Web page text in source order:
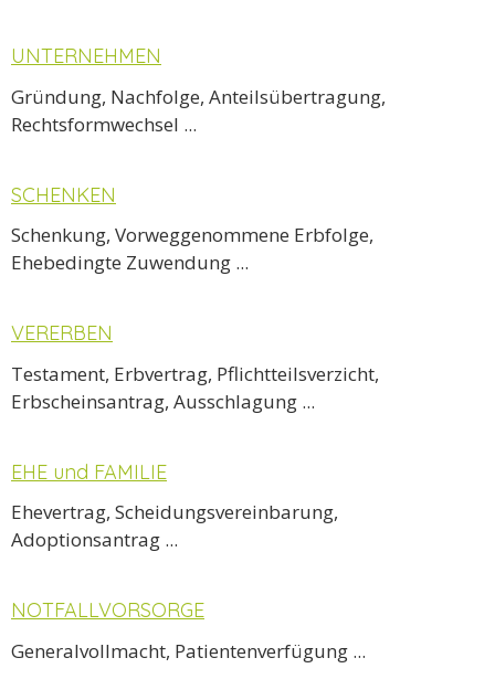
UNTERNEHMEN
Gründung, Nachfolge, Anteilsübertragung,
Rechtsformwechsel ...
SCHENKEN
Schenkung, Vorweggenommene Erbfolge,
Ehebedingte Zuwendung ...
VERERBEN
Testament, Erbvertrag, Pflichtteilsverzicht,
Erbscheinsantrag, Ausschlagung ...
EHE und FAMILIE
Ehevertrag, Scheidungsvereinbarung,
Adoptionsantrag ...
NOTFALLVORSORGE
Generalvollmacht, Patientenverfügung ...